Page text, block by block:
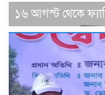
১৬ আগস্ট থেকে